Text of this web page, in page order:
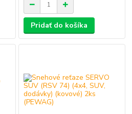
Pridať do košíka